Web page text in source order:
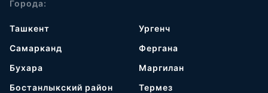
Города:
Ташкент
Самарканд
Бухара
Бостанлыкский район
Ургенч
Фергана
Маргилан
Термез